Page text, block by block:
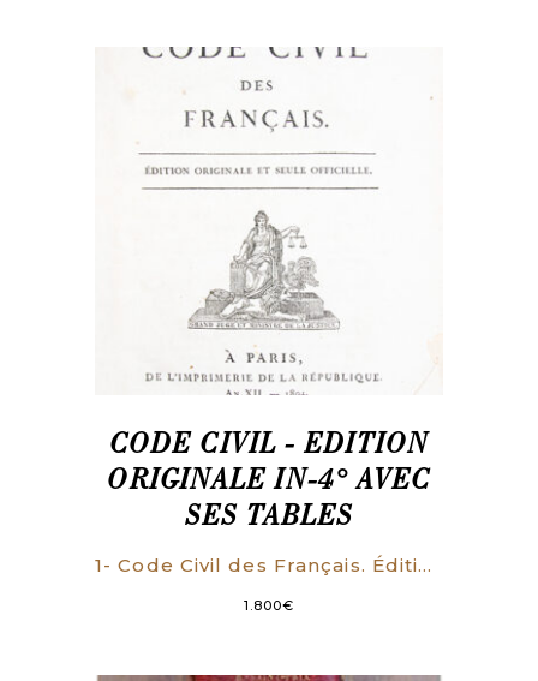
CODE CIVIL - EDITION
ORIGINALE IN-4° AVEC
SES TABLES
1- Code Civil des Français. Édition originale et seule officielle. Paris, Imprimerie de la République (imprimé par les soins de J. J. Marcel), an XII – 1804. (4), 579 pages, vignette de titre gravée à lemblème de la justice. [Suivi de] 2- Table alphabétique des matières du Code civil des Français. Rédigée sur lÉdition originale et seule officielle. Précédée des Lois transitoires (…). Paris, chez Rondonneau, Au Dépôt des Lois, an XII – 1804. 111 pages, titre inclus.
1.800€